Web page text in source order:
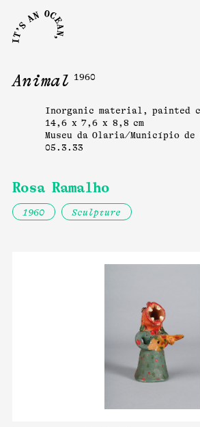
Animal 1960
Inorganic material, painted
14,6 x 7,6 x 8,8 cm
Museu da Olaria/Município
05.3.33
Rosa Ramalho
1960 Sculpture